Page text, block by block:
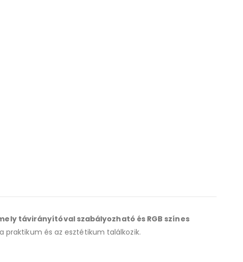
távirányítóval szabályozható és RGB színes
praktikum és az esztétikum találkozik.